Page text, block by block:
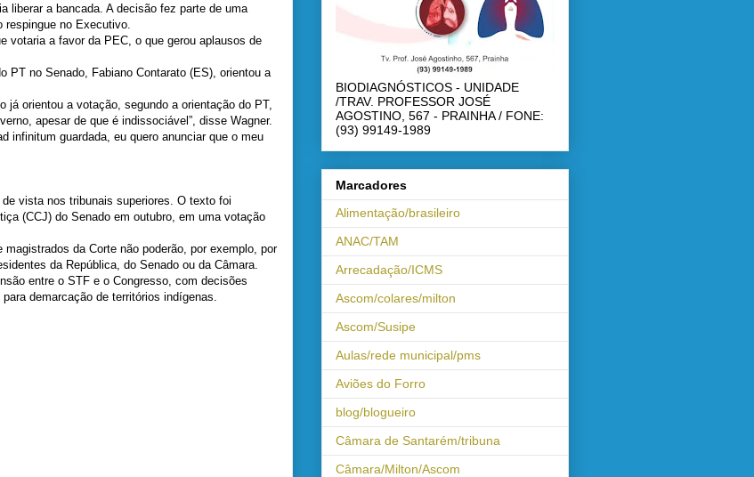
liberar a bancada. A decisão fez parte de uma
respingue no Executivo.
votaria a favor da PEC, o que gerou aplausos de
PT no Senado, Fabiano Contarato (ES), orientou a
já orientou a votação, segundo a orientação do PT,
apesar de que é indissociável”, disse Wagner.
infinitum guardada, eu quero anunciar que o meu
vista nos tribunais superiores. O texto foi
(CCJ) do Senado em outubro, em uma votação
da Corte não poderão, por exemplo, por
da República, do Senado ou da Câmara.
entre o STF e o Congresso, com decisões
demarcação de territórios indígenas.
BIODIAGNÓSTICOS - UNIDADE
/TRAV. PROFESSOR JOSÉ
AGOSTINO, 567 - PRAINHA / FONE:
(93) 99149-1989
Marcadores
Alimentação/brasileiro
ANAC/TAM
Arrecadação/ICMS
Ascom/colares/milton
Ascom/Susipe
Aulas/rede municipal/pms
Aviões do Forro
blog/blogueiro
Câmara de Santarém/tribuna
Câmara/Milton/Ascom